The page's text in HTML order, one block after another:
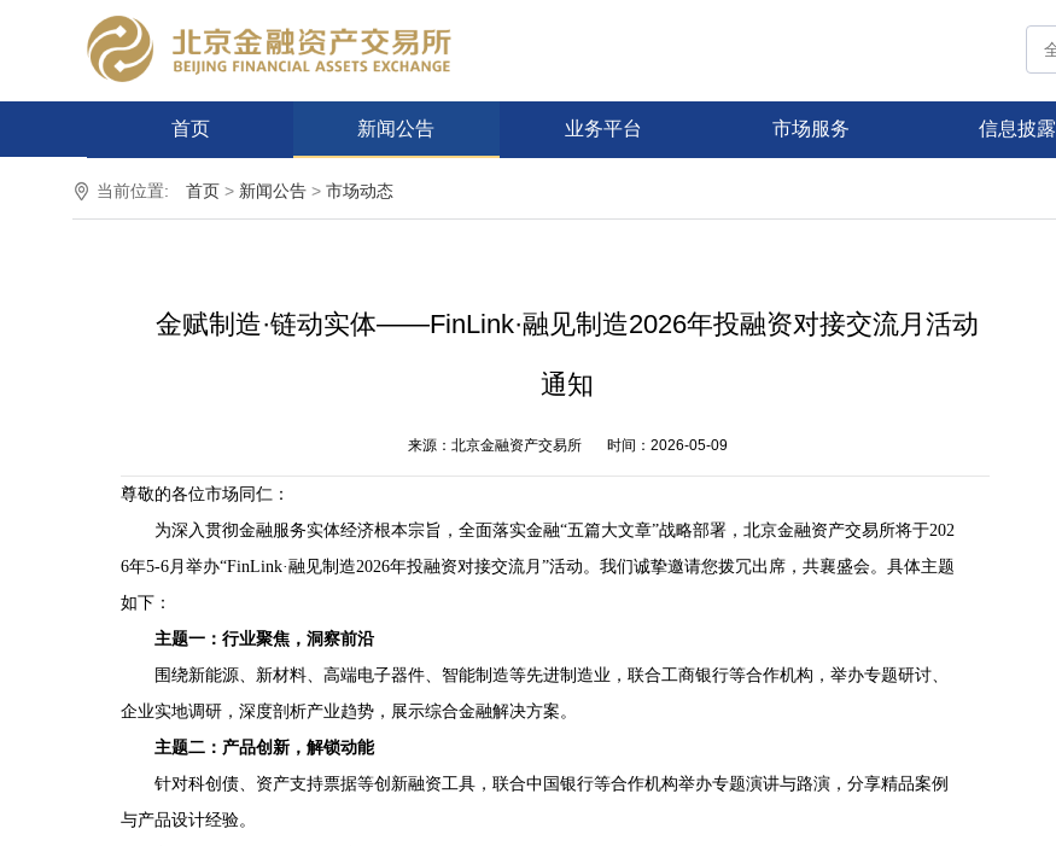
首页 新闻公告 业务平台 市场服务 信息披露
当前位置: 首页 > 新闻公告 > 市场动态
金赋制造·链动实体——FinLink·融见制造2026年投融资对接交流月活动
通知
来源：北京金融资产交易所 时间：2026-05-09
尊敬的各位市场同仁：
为深入贯彻金融服务实体经济根本宗旨，全面落实金融“五篇大文章”战略部署，北京金融资产交易所将于202
6年5-6月举办“FinLink·融见制造2026年投融资对接交流月”活动。我们诚挚邀请您拨冗出席，共襄盛会。具体主题
如下：
主题一：行业聚焦，洞察前沿
围绕新能源、新材料、高端电子器件、智能制造等先进制造业，联合工商银行等合作机构，举办专题研讨、
企业实地调研，深度剖析产业趋势，展示综合金融解决方案。
主题二：产品创新，解锁动能
针对科创债、资产支持票据等创新融资工具，联合中国银行等合作机构举办专题演讲与路演，分享精品案例
与产品设计经验。